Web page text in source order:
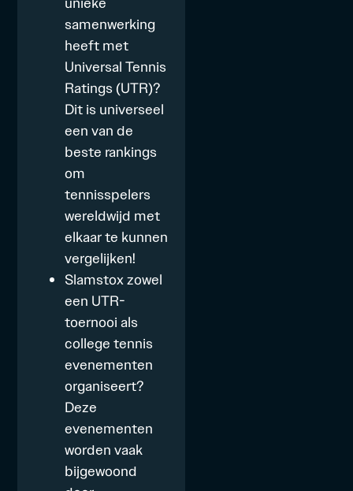
samenwerking
heeft met
Universal Tennis
Ratings (UTR)?
Dit is universeel
een van de
beste rankings
om
tennisspelers
wereldwijd met
elkaar te kunnen
vergelijken!
Slamstox zowel
een UTR-
toernooi als
college tennis
evenementen
organiseert?
Deze
evenementen
worden vaak
bijgewoond